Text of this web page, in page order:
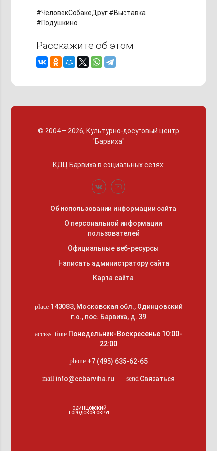
#ЧеловекСобакеДруг #Выставка
#Подушкино
Расскажите об этом
© 2004 – 2026, Культурно-досуговый центр
"Барвиха"
КДЦ Барвиха в социальных сетях:
Об использовании информации сайта
О персональной информации
пользователей
Официальные веб-ресурсы
Написать администратору сайта
Карта сайта
place 143083, Московская обл., Одинцовский
г.о., пос. Барвиха, д. 39
access_time Понедельник-Воскресенье 10:00-
22:00
phone +7 (495) 635-62-65
mail info@ccbarviha.ru send Связаться
ОДИНЦОВСКИЙ
ГОРОДСКОЙ ОКРУГ